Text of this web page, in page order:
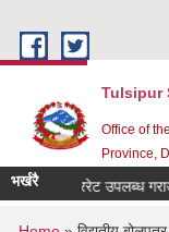
Tulsipur
Office of
Province,
भर्खरै दररेट उपलब्ध गराउने